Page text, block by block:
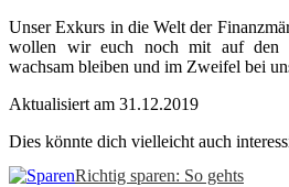
Unser Exkurs in die Welt der
wollen wir euch noch mit auf den
wachsam bleiben und im Zweifel bei
Aktualisiert am 31.12.2019
Dies könnte dich vielleicht auch
Richtig sparen: So gehts